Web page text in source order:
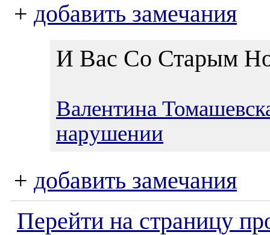
+ добавить замечания
И Вас Со Старым
Валентина
нарушении
+ добавить замечания
Перейти на страницу